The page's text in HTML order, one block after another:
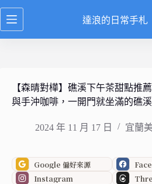
跳
至
達浪的日常手札
【森晴對樺】礁溪下午茶甜點推
與手沖咖啡，一開門就坐滿的礁溪
2024 年 11 月 17 日 宜蘭
Google 偏好來源
Instagram